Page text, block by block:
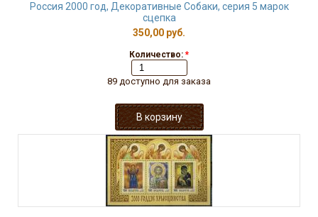
Россия 2000 год, Декоративные Собаки, серия 5 марок
сцепка
350,00 руб.
Количество: *
89 доступно для заказа